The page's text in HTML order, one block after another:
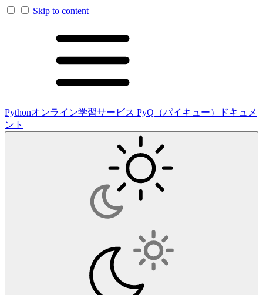
Skip to content
Pythonオンライン学習サービス PyQ（パイキュー）ドキュメ
ント